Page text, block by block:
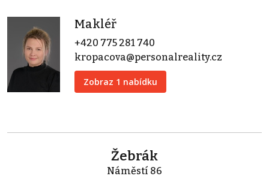
Makléř
+420 775 281 740
kropacova@personalreality.cz
Zobraz 1 nabídku
Žebrák
Náměstí 86